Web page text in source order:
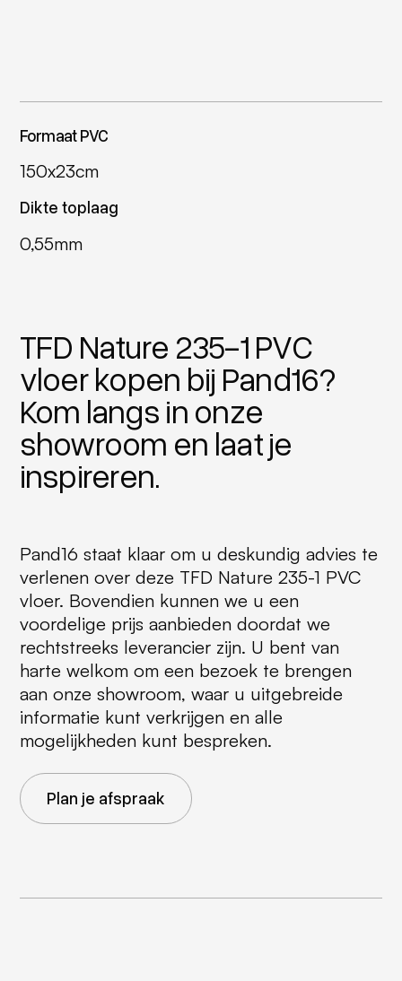
Formaat PVC
150x23cm
Dikte toplaag
0,55mm
TFD Nature 235-1 PVC
vloer kopen bij Pand16?
Kom langs in onze
showroom en laat je
inspireren.
Pand16 staat klaar om u deskundig advies te
verlenen over deze TFD Nature 235-1 PVC
vloer. Bovendien kunnen we u een
voordelige prijs aanbieden doordat we
rechtstreeks leverancier zijn. U bent van
harte welkom om een bezoek te brengen
aan onze showroom, waar u uitgebreide
informatie kunt verkrijgen en alle
mogelijkheden kunt bespreken.
Plan je afspraak